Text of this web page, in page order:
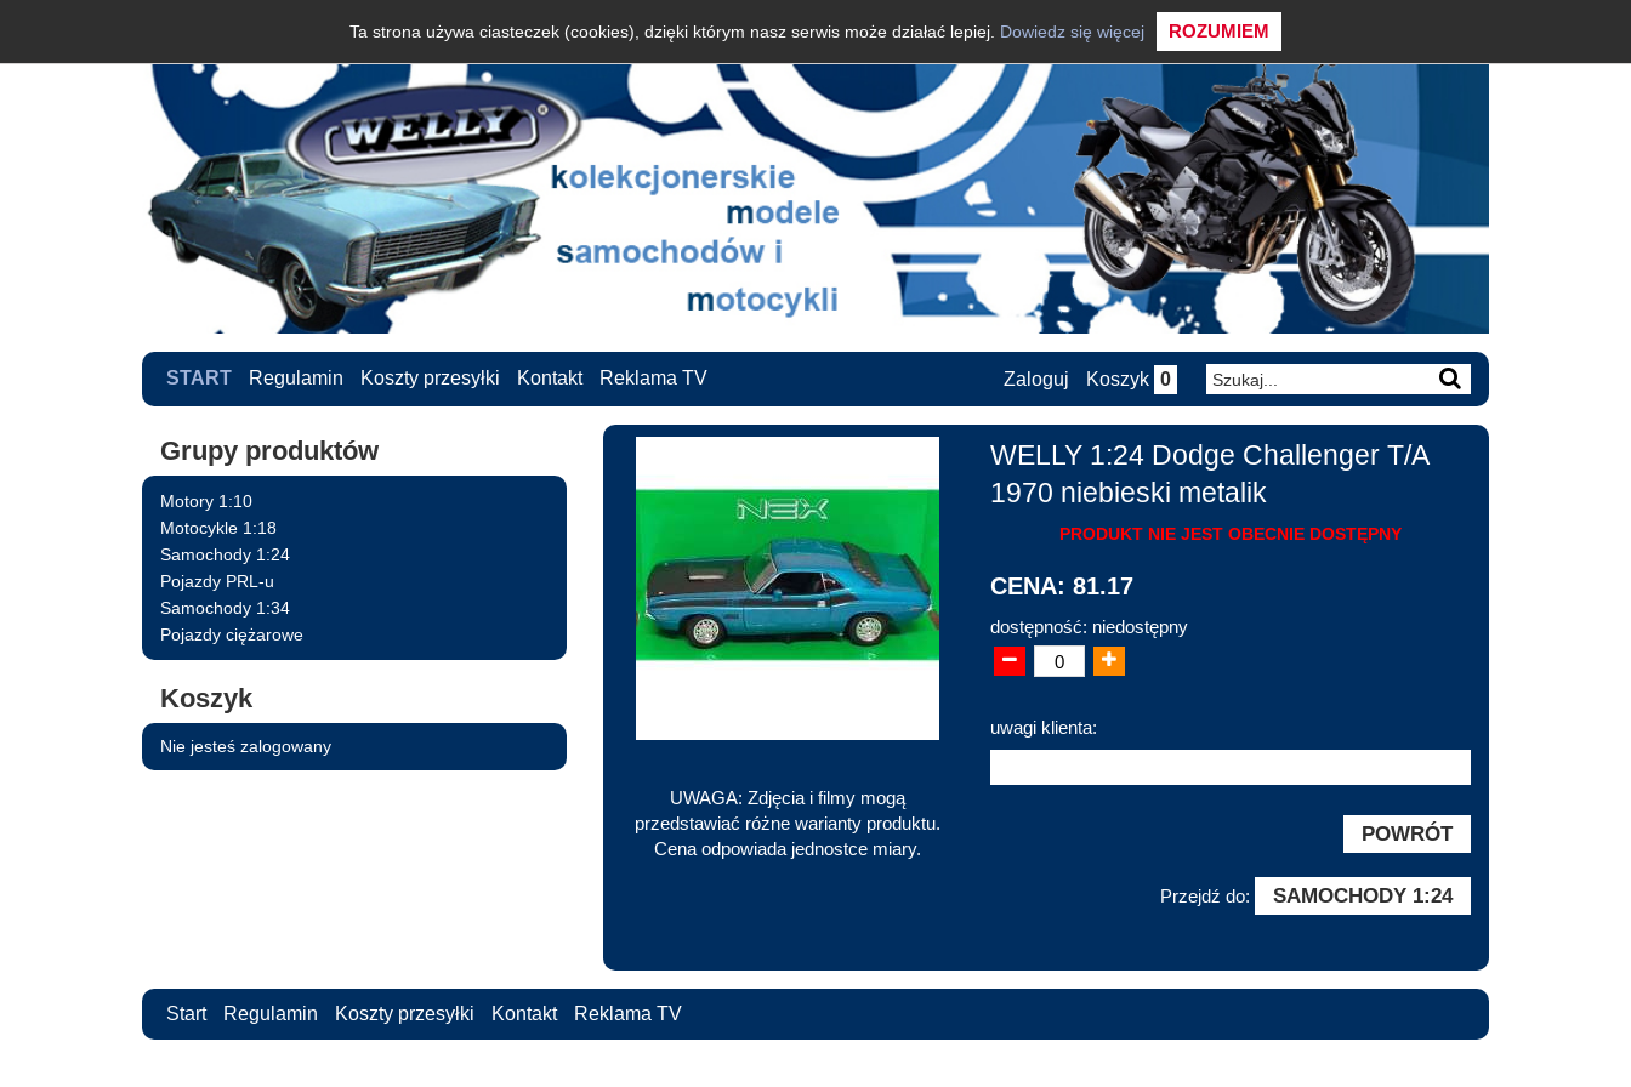
Ta strona używa ciasteczek (cookies), dzięki którym nasz serwis może działać lepiej. Dowiedz się więcej ROZUMIEM
START Regulamin Koszty przesyłki Kontakt Reklama TV Zaloguj Koszyk 0
Grupy produktów
Motory 1:10
Motocykle 1:18
Samochody 1:24
Pojazdy PRL-u
Samochody 1:34
Pojazdy ciężarowe
Koszyk
Nie jesteś zalogowany
UWAGA: Zdjęcia i filmy mogą
przedstawiać różne warianty produktu.
Cena odpowiada jednostce miary.
WELLY 1:24 Dodge Challenger T/A
1970 niebieski metalik
PRODUKT NIE JEST OBECNIE DOSTĘPNY
CENA: 81.17
dostępność: niedostępny
uwagi klienta:
POWRÓT
Przejdź do: SAMOCHODY 1:24
Start Regulamin Koszty przesyłki Kontakt Reklama TV